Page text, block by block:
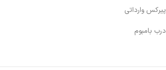
پیرکس وارداتی
درب بامبوم